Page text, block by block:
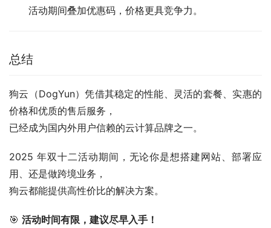
活动期间叠加优惠码，价格更具竞争力。
总结
狗云（DogYun）凭借其稳定的性能、灵活的套餐、实惠的
价格和优质的售后服务，
已经成为国内外用户信赖的云计算品牌之一。
2025 年双十二活动期间，无论你是想搭建网站、部署应
用、还是做跨境业务，
狗云都能提供高性价比的解决方案。
🎯 活动时间有限，建议尽早入手！